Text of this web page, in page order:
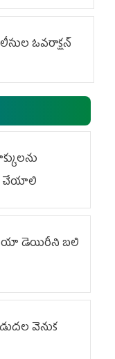
ఓవ‌రాక్ష‌న్‌
చేయాలి
డెయిరీని బలి
వెనుక